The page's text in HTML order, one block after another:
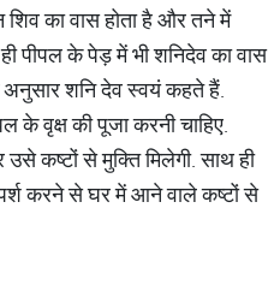
शिव का वास होता है और तने में
पीपल के पेड़ में भी शनिदेव का वास
अनुसार शनि देव स्वयं कहते हैं.
के वृक्ष की पूजा करनी चाहिए.
कष्टों से मुक्ति मिलेगी. साथ ही
करने से घर में आने वाले कष्टों से